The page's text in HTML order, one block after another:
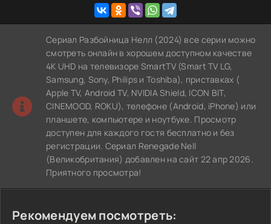
Сериал Разбойница Нелл (2024) все серии можно
смотреть онлайн в хорошем доступном качестве
4K UHD на телевизоре SmartTV (Smart TV LG,
Samsung, Sony, Philips и Toshiba), приставках (
Apple TV, Android TV, NVIDIA Shield, ICON BIT,
CINEMOOD, ROKU), телефоне (Android, iPhone) или
планшете, компьютере и ноутбуке. Просмотр
доступен для каждого гостя бесплатно и без
регистрации. Сериал Renegade Nell
(Великобритания) добавлен на сайт 22 апр 2026.
Приятного просмотра!
Рекомендуем посмотреть: